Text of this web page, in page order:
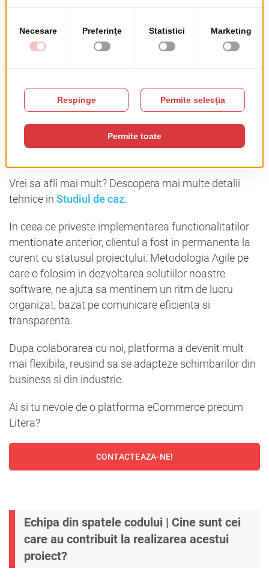
permite echipei sa aiba o imagine de ansamblu
asupra procesului de achizitie, in timp ce cititorii pot
Atat echipa Litera, cat si cititorii pot afla instant
costurile finale ale produselor comandate si datele
aproximative de livrare, datorita unui
Vrei sa afli mai mult? Descopera mai multe detalii
tehnice in Studiul de caz.
In ceea ce priveste implementarea functionalitatilor
mentionate anterior, clientul a fost in permanenta la
curent cu statusul proiectului. Metodologia Agile pe
care o folosim in dezvoltarea solutiilor noastre
software, ne ajuta sa mentinem un ritm de lucru
organizat, bazat pe comunicare eficienta si
transparenta.
Dupa colaborarea cu noi, platforma a devenit mult
mai flexibila, reusind sa se adapteze schimbarilor din
business si din industrie.
Ai si tu nevoie de o platforma eCommerce precum
Litera?
CONTACTEAZA-NE!
Echipa din spatele codului | Cine sunt cei
care au contribuit la realizarea acestui
proiect?